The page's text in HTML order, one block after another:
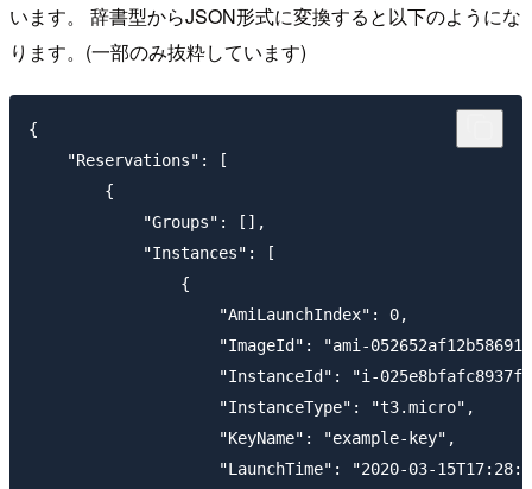
います。 辞書型からJSON形式に変換すると以下のようにな
ります。(一部のみ抜粋しています)
{
    "Reservations": [
        {
            "Groups": [],
            "Instances": [
                {
                    "AmiLaunchIndex": 0,
"ImageId": "ami-
"InstanceId": "i-
                    "InstanceType": "t3.micro",
                    "KeyName": "example-key",
"LaunchTime": "2020-03-